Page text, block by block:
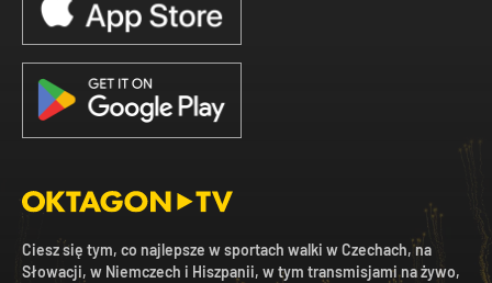
Ciesz się tym, co najlepsze w sportach walki w Czechach, na
Słowacji, w Niemczech i Hiszpanii, w tym transmisjami na żywo,